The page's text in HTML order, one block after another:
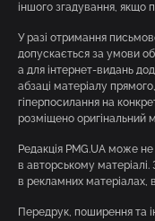
іншого згадування, якщо
У разі отримання
допускається за умови
а для інтернет-видань
абзаці матеріалу
гіперпосилання на
розміщено оригінальний
Редакція PMG.UA може
в авторському матеріалі.
в рекламних матеріалах,
Передрук, поширення та